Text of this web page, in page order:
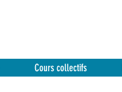
Cours collectifs